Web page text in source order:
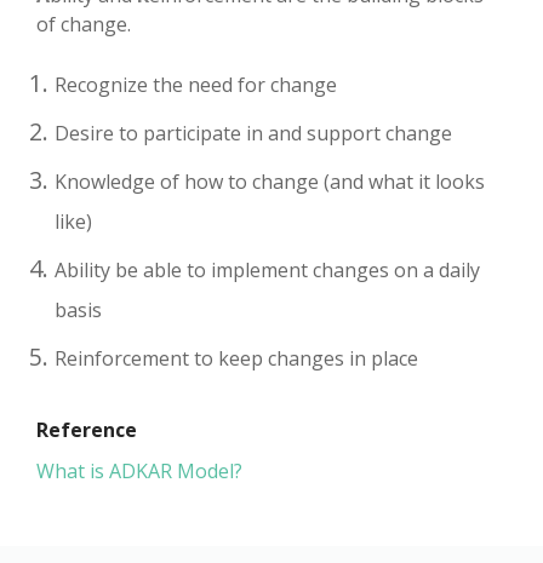
of change.
Recognize the need for change
Desire to participate in and support change
Knowledge of how to change (and what it looks
like)
Ability be able to implement changes on a daily
basis
Reinforcement to keep changes in place
Reference
What is ADKAR Model?